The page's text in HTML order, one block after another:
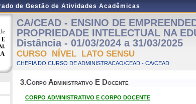
de Gestão de Atividades Acadêmicas
CA/CEAD - ENSINO DE
PROPRIEDADE INTELECTUAL NA
Distância - 01/03/2024 a 31/03/2025
CURSO NÍVEL LATO SENSU
CHEFIA DO CURSO DE ADMINISTRACAO/CEAD - CA/CEAD
3.Corpo Administrativo E Docente
CORPO ADMINISTRATIVO E CORPO DOCENTE